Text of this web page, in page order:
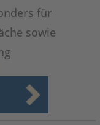
für
sowie